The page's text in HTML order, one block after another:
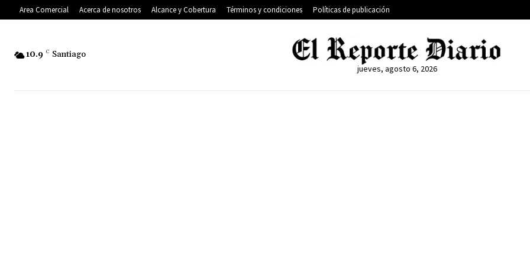
Area Comercial Acerca de nosotros Alcance y Cobertura Términos y condiciones Políticas de publicación
10.9 C Santiago
jueves, agosto 6, 2026